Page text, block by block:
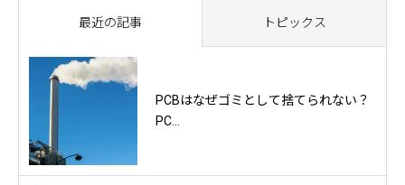
最近の記事 トピックス
PCBはなぜゴミとして捨てられない？
PC...